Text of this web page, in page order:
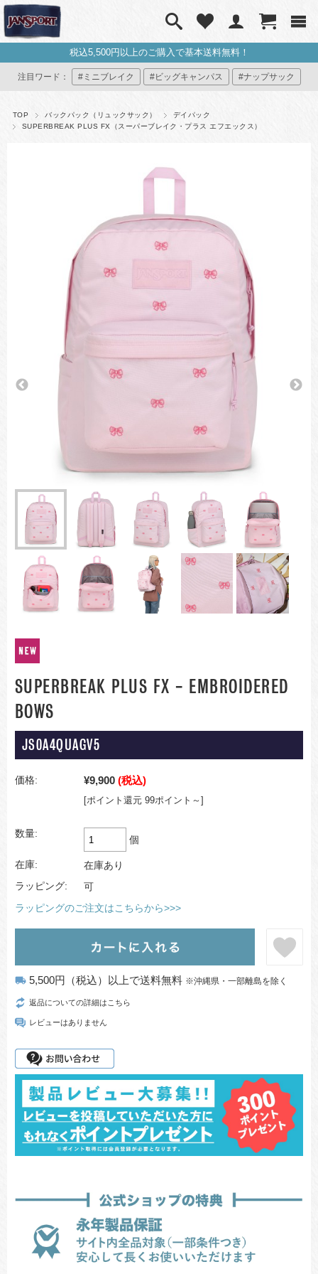
税込5,500円以上のご購入で基本送料無料！
注目ワード： #ミニブレイク #ビッグキャンパス #ナップサック
TOP バックパック（リュックサック）
デイパック
SUPERBREAK PLUS FX（スーパーブレイク・プラス エフエックス）
SUPERBREAK PLUS FX - EMBROIDERED
BOWS
JS0A4QUAGV5
価格: ¥9,900 (税込)
[ポイント還元 99ポイント～]
数量:
個
在庫:
在庫あり
ラッピング:
可
ラッピングのご注文はこちらから>>>
local_shipping 5,500円（税込）以上で送料無料 ※沖縄県・一部離島を除く
返品についての詳細はこちら
レビューはありません